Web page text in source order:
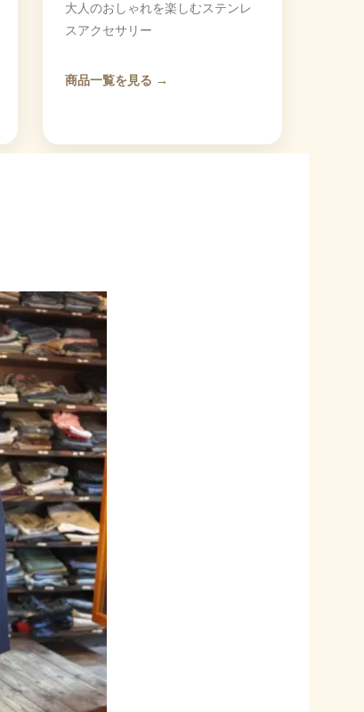
大人のおしゃれを楽しむステンレ
スアクセサリー
商品一覧を見る →